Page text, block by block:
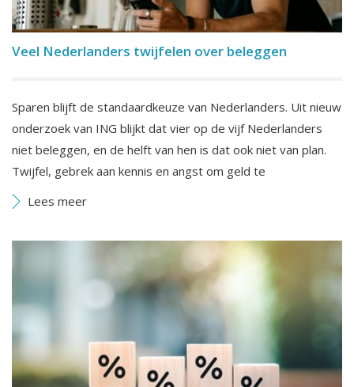
Veel Nederlanders twijfelen over beleggen
Sparen blijft de standaardkeuze van Nederlanders. Uit nieuw
onderzoek van ING blijkt dat vier op de vijf Nederlanders
niet beleggen, en de helft van hen is dat ook niet van plan.
Twijfel, gebrek aan kennis en angst om geld te
Lees meer